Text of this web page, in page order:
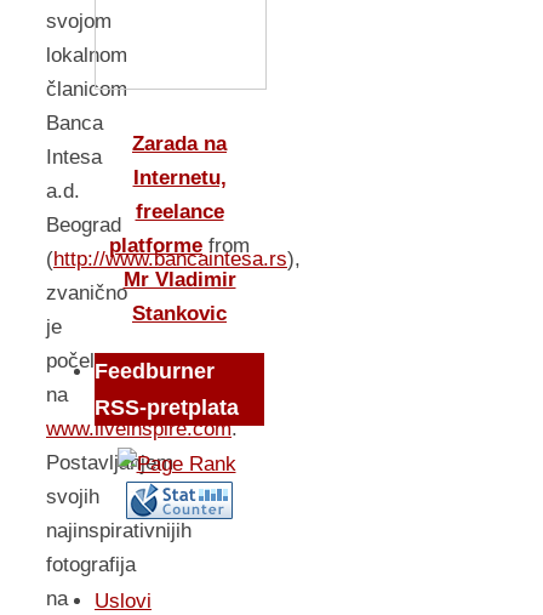
svojom
lokalnom
članicom
Banca
Intesa
a.d.
Beograd
(http://www.bancaintesa.rs),
zvanično
je
počelo
na
www.liveinspire.com.
Postavljanjem
svojih
najinspirativnijih
fotografija
na
Zarada na
Internetu,
freelance
platforme from
Mr Vladimir
Stankovic
Feedburner
RSS-pretplata
Uslovi